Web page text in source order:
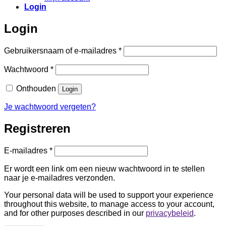
Login
Login
Gebruikersnaam of e-mailadres *Vereist
Wachtwoord *Vereist
Onthouden Login
Je wachtwoord vergeten?
Registreren
E-mailadres *Vereist
Er wordt een link om een nieuw wachtwoord in te stellen
naar je e-mailadres verzonden.
Your personal data will be used to support your experience
throughout this website, to manage access to your account,
and for other purposes described in our privacybeleid.